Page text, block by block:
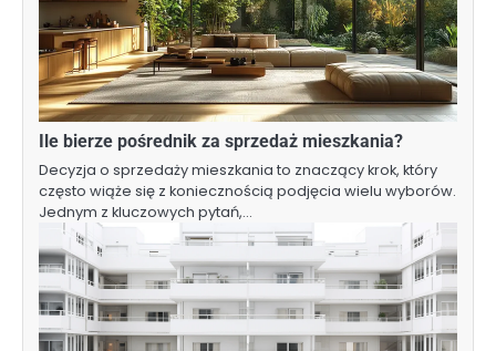
Ile bierze pośrednik za sprzedaż mieszkania?
Decyzja o sprzedaży mieszkania to znaczący krok, który
często wiąże się z koniecznością podjęcia wielu wyborów.
Jednym z kluczowych pytań,…